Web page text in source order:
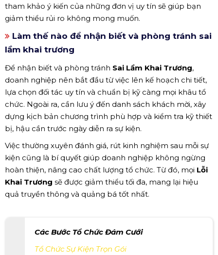
tham khảo ý kiến của những đơn vị uy tín sẽ giúp bạn
giảm thiểu rủi ro không mong muốn.
Làm thế nào để nhận biết và phòng tránh sai
lầm khai trương
Để nhận biết và phòng tránh Sai Lầm Khai Trương,
doanh nghiệp nên bắt đầu từ việc lên kế hoạch chi tiết,
lựa chọn đối tác uy tín và chuẩn bị kỹ càng mọi khâu tổ
chức. Ngoài ra, cần lưu ý đến danh sách khách mời, xây
dựng kịch bản chương trình phù hợp và kiểm tra kỹ thiết
bị, hậu cần trước ngày diễn ra sự kiện.
Việc thường xuyên đánh giá, rút kinh nghiệm sau mỗi sự
kiện cũng là bí quyết giúp doanh nghiệp không ngừng
hoàn thiện, nâng cao chất lượng tổ chức. Từ đó, mọi Lỗi
Khai Trương sẽ được giảm thiểu tối đa, mang lại hiệu
quả truyền thông và quảng bá tốt nhất.
Các Bước Tổ Chức Đám Cưới
Tổ Chức Sự Kiện Trọn Gói